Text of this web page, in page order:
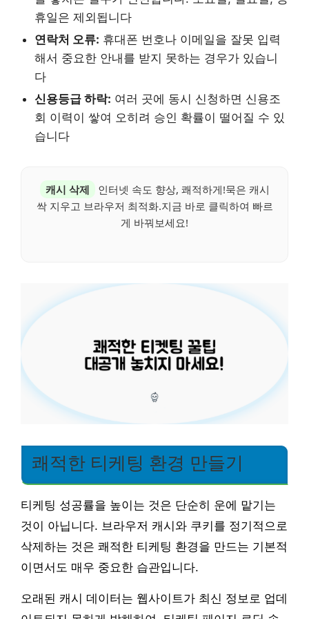
휴일은 제외됩니다
연락처 오류: 휴대폰 번호나 이메일을 잘못 입력
해서 중요한 안내를 받지 못하는 경우가 있습니
다
신용등급 하락: 여러 곳에 동시 신청하면 신용조
회 이력이 쌓여 오히려 승인 확률이 떨어질 수 있
습니다
캐시 삭제
인터넷 속도 향상, 쾌적하게!묵은 캐시
싹 지우고 브라우저 최적화.지금 바로 클릭하여 빠르
게 바꿔보세요!
쾌적한 티케팅 환경 만들기
티케팅 성공률을 높이는 것은 단순히 운에 맡기는
것이 아닙니다. 브라우저 캐시와 쿠키를 정기적으로
삭제하는 것은 쾌적한 티케팅 환경을 만드는 기본적
이면서도 매우 중요한 습관입니다.
오래된 캐시 데이터는 웹사이트가 최신 정보로 업데